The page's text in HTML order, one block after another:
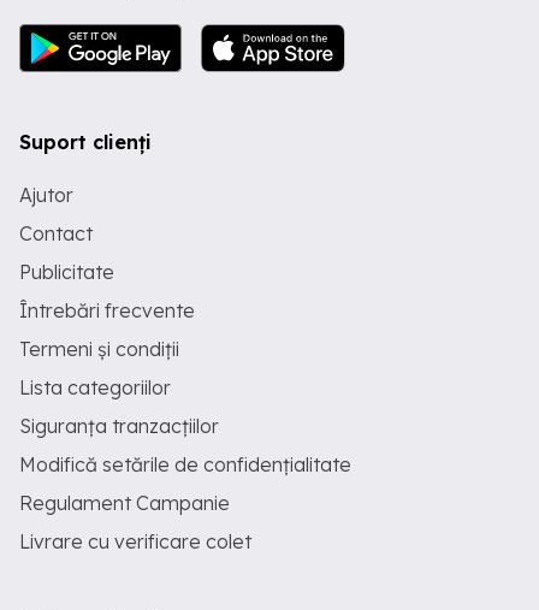
Suport clienți
Ajutor
Contact
Publicitate
Întrebări frecvente
Termeni și condiții
Lista categoriilor
Siguranța tranzacțiilor
Modifică setările de confidențialitate
Regulament Campanie
Livrare cu verificare colet